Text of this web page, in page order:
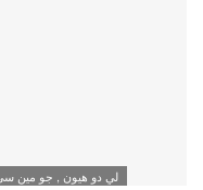
لي دو هيون , جو مين